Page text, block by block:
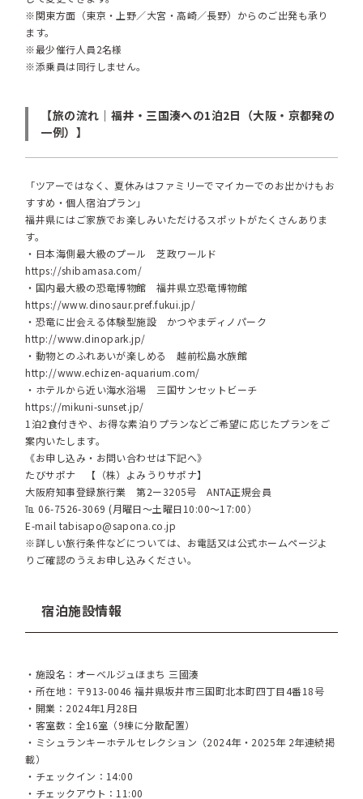
※関東方面（東京・上野／大宮・高崎／長野）からのご出発も承り
ます。
※最少催行人員2名様
※添乗員は同行しません。
【旅の流れ｜福井・三国湊への1泊2日（大阪・京都発の
一例）】
「ツアーではなく、夏休みはファミリーでマイカーでのお出かけもお
すすめ・個人宿泊プラン」
福井県にはご家族でお楽しみいただけるスポットがたくさんありま
す。
・日本海側最大級のプール 芝政ワールド
https://shibamasa.com/
・国内最大級の恐竜博物館 福井県立恐竜博物館
https://www.dinosaur.pref.fukui.jp/
・恐竜に出会える体験型施設 かつやまディノパーク
http://www.dinopark.jp/
・動物とのふれあいが楽しめる 越前松島水族館
http://www.echizen-aquarium.com/
・ホテルから近い海水浴場 三国サンセットビーチ
https://mikuni-sunset.jp/
1泊2食付きや、お得な素泊りプランなどご希望に応じたプランをご
案内いたします。
《お申し込み・お問い合わせは下記へ》
たびサポナ 【（株）よみうりサポナ】
大阪府知事登録旅行業 第2ー3205号 ANTA正規会員
℡ 06-7526-3069 (月曜日～土曜日10:00～17:00）
E-mail tabisapo@sapona.co.jp
※詳しい旅行条件などについては、お電話又は公式ホームページよ
りご確認のうえお申し込みください。
宿泊施設情報
・施設名：オーベルジュほまち 三國湊
・所在地：〒913-0046 福井県坂井市三国町北本町四丁目4番18号
・開業：2024年1月28日
・客室数：全16室（9棟に分散配置）
・ミシュランキーホテルセレクション（2024年・2025年 2年連続掲
載）
・チェックイン：14:00
・チェックアウト：11:00